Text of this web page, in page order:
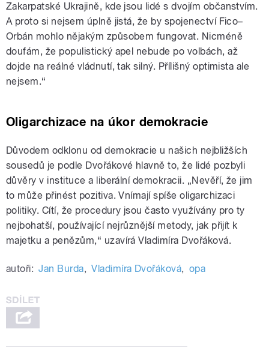
Zakarpatské Ukrajině, kde jsou lidé s dvojím občanstvím.
A proto si nejsem úplně jistá, že by spojenectví Fico–
Orbán mohlo nějakým způsobem fungovat. Nicméně
doufám, že populistický apel nebude po volbách, až
dojde na reálné vládnutí, tak silný. Přílišný optimista ale
nejsem.“
Oligarchizace na úkor demokracie
Důvodem odklonu od demokracie u našich nejbližších
sousedů je podle Dvořákové hlavně to, že lidé pozbyli
důvěry v instituce a liberální demokracii. „Nevěří, že jim
to může přinést pozitiva. Vnímají spíše oligarchizaci
politiky. Cítí, že procedury jsou často využívány pro ty
nejbohatší, používající nejrůznější metody, jak přijít k
majetku a penězům,“ uzavírá Vladimíra Dvořáková.
autoři: Jan Burda, Vladimíra Dvořáková, opa